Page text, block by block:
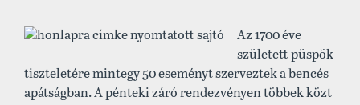
Az 1700 éve
született püspök
tiszteletére mintegy 50 eseményt szerveztek a bencés
apátságban. A pénteki záró rendezvényen többek közt